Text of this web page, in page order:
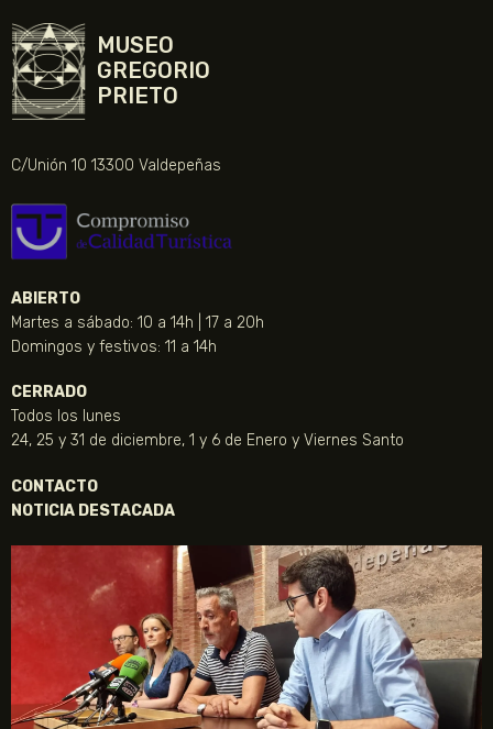
MUSEO
GREGORIO
PRIETO
C/Unión 10 13300 Valdepeñas
ABIERTO
Martes a sábado: 10 a 14h | 17 a 20h
Domingos y festivos: 11 a 14h
CERRADO
Todos los lunes
24, 25 y 31 de diciembre, 1 y 6 de Enero y Viernes Santo
CONTACTO
NOTICIA DESTACADA